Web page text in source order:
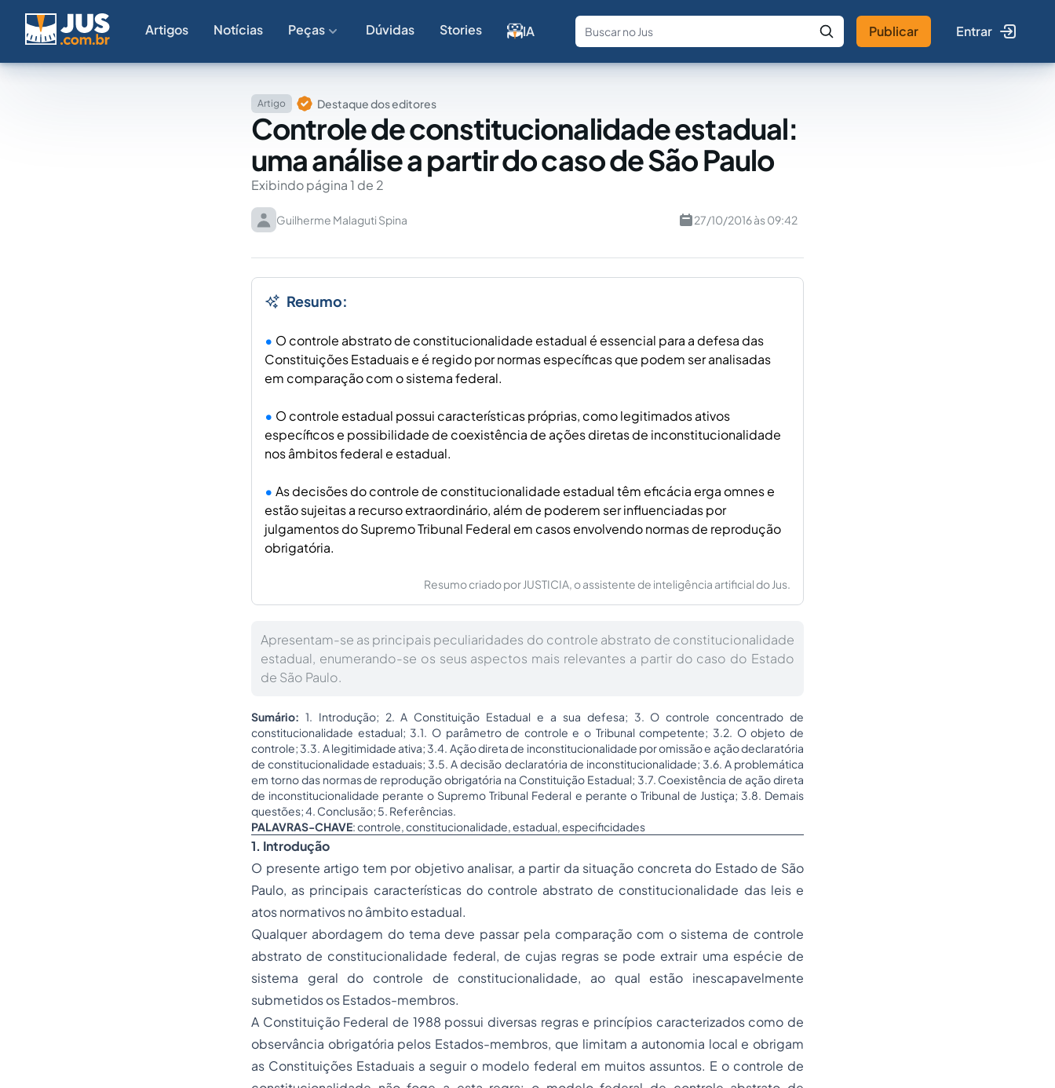
Artigos Notícias Peças Dúvidas Stories IA
Fale com a IA Buscar no Jus
Publicar Entrar
Artigo Destaque dos editores
Controle de constitucionalidade estadual:
uma análise a partir do caso de São Paulo
Exibindo página 1 de 2
Guilherme Malaguti Spina 27/10/2016 às 09:42
Resumo:
O controle abstrato de constitucionalidade estadual é essencial para a defesa das
Constituições Estaduais e é regido por normas específicas que podem ser analisadas
em comparação com o sistema federal.
O controle estadual possui características próprias, como legitimados ativos
específicos e possibilidade de coexistência de ações diretas de inconstitucionalidade
nos âmbitos federal e estadual.
As decisões do controle de constitucionalidade estadual têm eficácia erga omnes e
estão sujeitas a recurso extraordinário, além de poderem ser influenciadas por
julgamentos do Supremo Tribunal Federal em casos envolvendo normas de reprodução
obrigatória.
Resumo criado por JUSTICIA, o assistente de inteligência artificial do Jus.
Apresentam-se as principais peculiaridades do controle abstrato de constitucionalidade
estadual, enumerando-se os seus aspectos mais relevantes a partir do caso do Estado
de São Paulo.
Sumário: 1. Introdução; 2. A Constituição Estadual e a sua defesa; 3. O controle concentrado de
constitucionalidade estadual; 3.1. O parâmetro de controle e o Tribunal competente; 3.2. O objeto de
controle; 3.3. A legitimidade ativa; 3.4. Ação direta de inconstitucionalidade por omissão e ação declaratória
de constitucionalidade estaduais; 3.5. A decisão declaratória de inconstitucionalidade; 3.6. A problemática
em torno das normas de reprodução obrigatória na Constituição Estadual; 3.7. Coexistência de ação direta
de inconstitucionalidade perante o Supremo Tribunal Federal e perante o Tribunal de Justiça; 3.8. Demais
questões; 4. Conclusão; 5. Referências.
PALAVRAS-CHAVE: controle, constitucionalidade, estadual, especificidades
1. Introdução
O presente artigo tem por objetivo analisar, a partir da situação concreta do Estado de São
Paulo, as principais características do controle abstrato de constitucionalidade das leis e
atos normativos no âmbito estadual.
Qualquer abordagem do tema deve passar pela comparação com o sistema de controle
abstrato de constitucionalidade federal, de cujas regras se pode extrair uma espécie de
sistema geral do controle de constitucionalidade, ao qual estão inescapavelmente
submetidos os Estados-membros.
A Constituição Federal de 1988 possui diversas regras e princípios caracterizados como de
observância obrigatória pelos Estados-membros, que limitam a autonomia local e obrigam
as Constituições Estaduais a seguir o modelo federal em muitos assuntos. E o controle de